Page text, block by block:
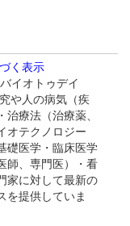
く表示
イオトゥデイ
や人の病気（疾
療法（治療薬、
オテクノロジー
礎医学・臨床医学
師、専門医）・看
家に対して最新の
を提供していま